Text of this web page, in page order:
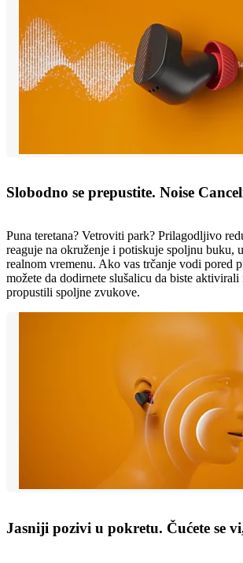
Slobodno se prepustite. Noise
Puna teretana? Vetroviti park? Prilagodljivo
reaguje na okruženje i potiskuje spoljnu buku,
realnom vremenu. Ako vas trčanje vodi pored
možete da dodirnete slušalicu da biste
propustili spoljne zvukove.
Jasniji pozivi u pokretu. Čućete se